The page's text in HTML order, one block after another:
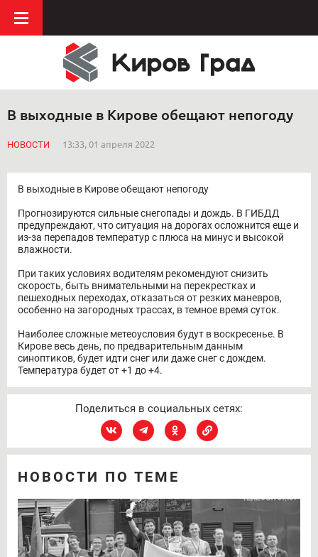
В выходные в Кирове обещают непогоду
НОВОСТИ 13:33, 01 апреля 2022
В выходные в Кирове обещают непогоду
Прогнозируются сильные снегопады и дождь. В ГИБДД
предупреждают, что ситуация на дорогах осложнится еще и
из-за перепадов температур с плюса на минус и высокой
влажности.
При таких условиях водителям рекомендуют снизить
скорость, быть внимательными на перекрестках и
пешеходных переходах, отказаться от резких маневров,
особенно на загородных трассах, в темное время суток.
Наиболее сложные метеоусловия будут в воскресенье. В
Кирове весь день, по предварительным данным
синоптиков, будет идти снег или даже снег с дождем.
Температура будет от +1 до +4.
Поделиться в социальных сетях:
НОВОСТИ ПО ТЕМЕ